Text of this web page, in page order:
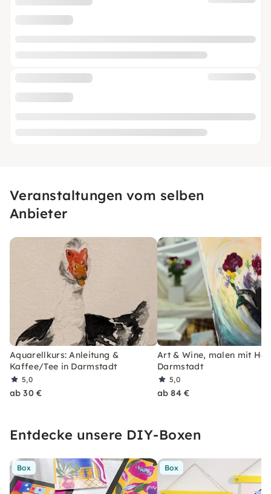
Veranstaltungen vom selben
Anbieter
Aquarellkurs: Anleitung &
Kaffee/Tee in Darmstadt
5,0
ab 30 €
Art & Wine, malen mit
Darmstadt
5,0
ab 84 €
Entdecke unsere DIY-Boxen
Box Box